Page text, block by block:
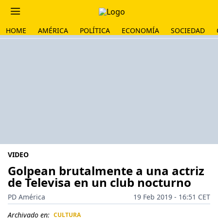
HOME AMÉRICA POLÍTICA ECONOMÍA SOCIEDAD
VIDEO
Golpean brutalmente a una actriz
de Televisa en un club nocturno
PD América
19 Feb 2019 - 16:51 CET
Archivado en: CULTURA